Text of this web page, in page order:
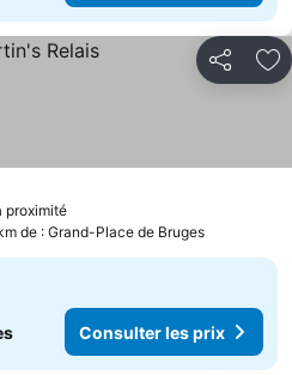
Partager
proximité
de : Grand-Place de Bruges
Consulter les prix